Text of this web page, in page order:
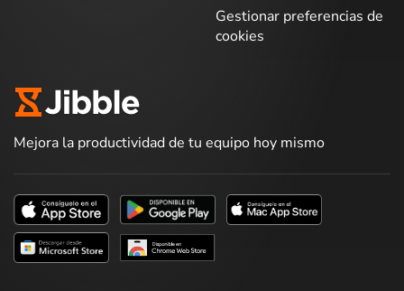
Gestionar preferencias de
cookies
Mejora la productividad de tu equipo hoy mismo